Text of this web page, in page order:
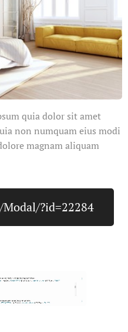
quia dolor sit amet
non numquam eius modi
magnam aliquam
?id=22284